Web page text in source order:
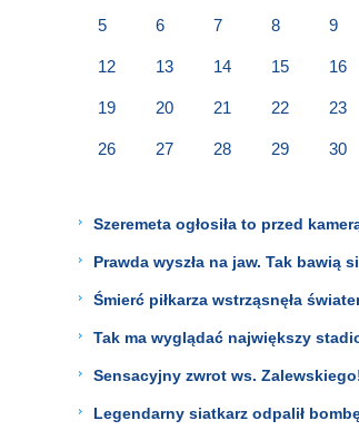
5 6 7 8 9
12 13 14 15 16
19 20 21 22 23
26 27 28 29 30
Szeremeta ogłosiła to przed
Prawda wyszła na jaw. Tak
Śmierć piłkarza wstrząsnęła
Tak ma wyglądać największy
Sensacyjny zwrot ws.
Legendarny siatkarz odpalił